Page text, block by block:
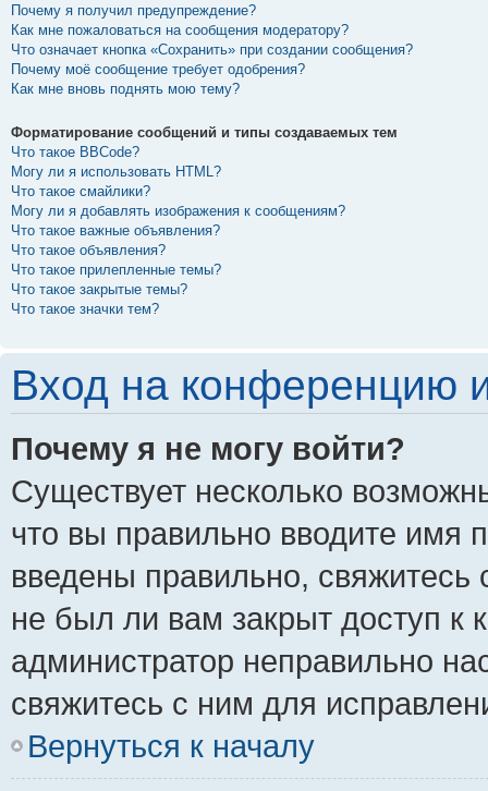
Почему я получил предупреждение?
Как мне пожаловаться на сообщения модератору?
Что означает кнопка «Сохранить» при создании сообщения?
Почему моё сообщение требует одобрения?
Как мне вновь поднять мою тему?
Форматирование сообщений и типы создаваемых тем
Что такое BBCode?
Могу ли я использовать HTML?
Что такое смайлики?
Могу ли я добавлять изображения к сообщениям?
Что такое важные объявления?
Что такое объявления?
Что такое прилепленные темы?
Что такое закрытые темы?
Что такое значки тем?
Вход на конференцию
Почему я не могу войти?
Существует несколько
что вы правильно вводите имя
введены правильно,
не был ли вам закрыт доступ к
администратор неправильно
свяжитесь с ним для
Вернуться к началу